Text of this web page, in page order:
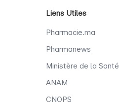
Liens Utiles
Pharmacie.ma
Pharmanews
Ministère de la Santé
ANAM
CNOPS